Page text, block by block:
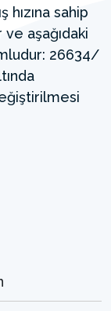
sahip
aşağıdaki
26634/